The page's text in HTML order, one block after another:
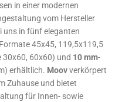
in einer modernen
vom Hersteller
uns in fünf eleganten
45x45, 119,5x119,5
30x60, 60x60) und 10 mm-
erhältlich. Moovverkörpert
Zuhause und bietet
für Innen- sowie